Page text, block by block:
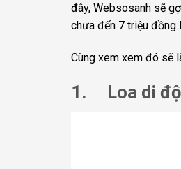
đây, Websosanh sẽ
chưa đến 7 triệu đồng
Cùng xem xem đó sẽ
1. Loa di